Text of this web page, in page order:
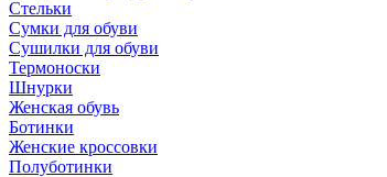
Стельки
Сумки для обуви
Сушилки для обуви
Термоноски
Шнурки
Женская обувь
Ботинки
Женские кроссовки
Полуботинки